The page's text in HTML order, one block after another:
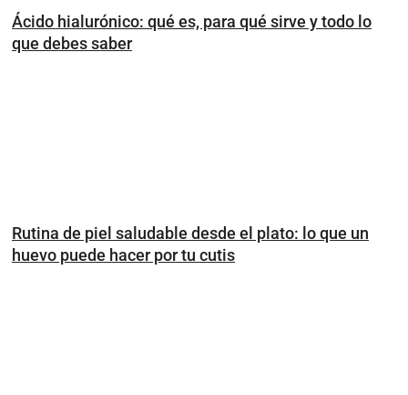
Ácido hialurónico: qué es, para qué sirve y todo lo
que debes saber
Rutina de piel saludable desde el plato: lo que un
huevo puede hacer por tu cutis